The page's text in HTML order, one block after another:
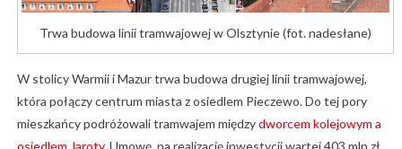
Trwa budowa linii tramwajowej w Olsztynie (fot. nadesłane)
W stolicy Warmii i Mazur trwa budowa drugiej linii tramwajowej,
która połączy centrum miasta z osiedlem Pieczewo. Do tej pory
mieszkańcy podróżowali tramwajem międzydworcem kolejowym a